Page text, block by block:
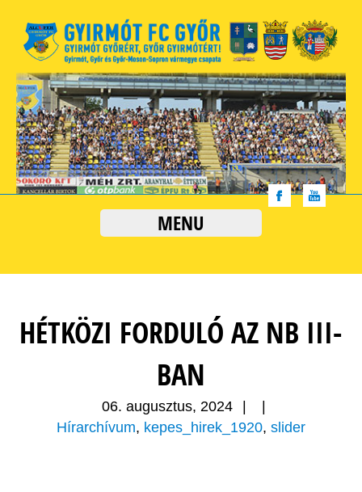
MENU
HÉTKÖZI FORDULÓ AZ NB III-
BAN
06. augusztus, 2024
Hírarchívum, kepes_hirek_1920, slider